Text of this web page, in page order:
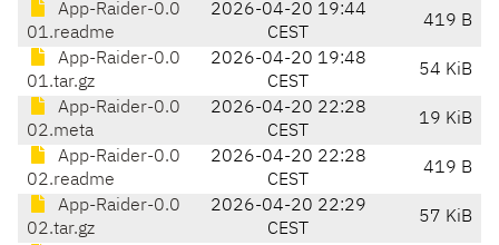
App-Raider-0.0
01.readme
2026-04-20 19:44
CEST
419 B
App-Raider-0.0
01.tar.gz
2026-04-20 19:48
CEST
54 KiB
App-Raider-0.0
02.meta
2026-04-20 22:28
CEST
19 KiB
App-Raider-0.0
02.readme
2026-04-20 22:28
CEST
419 B
App-Raider-0.0
02.tar.gz
2026-04-20 22:29
CEST
57 KiB